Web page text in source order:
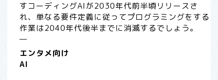
すコーディングAIが2030年代前半頃リリースさ
れ、単なる要件定義に従ってプログラミングをする
作業は2040年代後半までに消滅するでしょう。
—
エンタメ向け
AI